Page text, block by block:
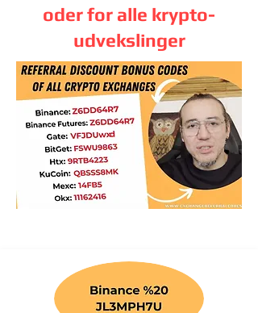
oder for alle krypto-
udvekslinger